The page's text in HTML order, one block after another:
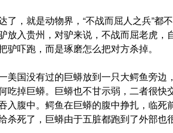
了，就是动物界，“不战而屈人之兵”都
放入贵州，对驴来说，不战而屈老虎
驴吓跑，而是琢磨怎么把对方杀掉。
美国没有过的巨蟒放到一只大鳄鱼旁
吃掉巨蟒。巨蟒也不甘示弱，二者很
入腹中。鳄鱼在巨蟒的腹中挣扎，临死
杀死了，巨蟒由于五脏都跑到了外部也